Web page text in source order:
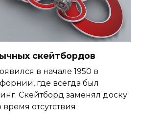
скейтбордов
в начале 1950 в
где всегда был
Скейтборд заменял доску
отсутствия